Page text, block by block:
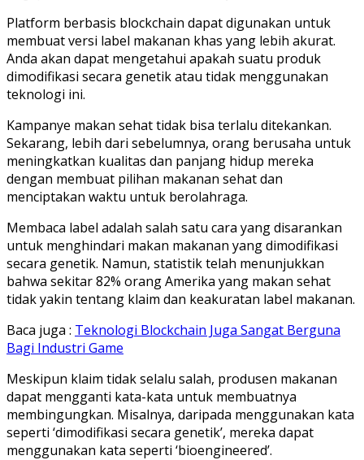
Platform berbasis blockchain dapat digunakan untuk
membuat versi label makanan khas yang lebih akurat.
Anda akan dapat mengetahui apakah suatu produk
dimodifikasi secara genetik atau tidak menggunakan
teknologi ini.
Kampanye makan sehat tidak bisa terlalu ditekankan.
Sekarang, lebih dari sebelumnya, orang berusaha untuk
meningkatkan kualitas dan panjang hidup mereka
dengan membuat pilihan makanan sehat dan
menciptakan waktu untuk berolahraga.
Membaca label adalah salah satu cara yang disarankan
untuk menghindari makan makanan yang dimodifikasi
secara genetik. Namun, statistik telah menunjukkan
bahwa sekitar 82% orang Amerika yang makan sehat
tidak yakin tentang klaim dan keakuratan label makanan.
Baca juga : Teknologi Blockchain Juga Sangat Berguna
Bagi Industri Game
Meskipun klaim tidak selalu salah, produsen makanan
dapat mengganti kata-kata untuk membuatnya
membingungkan. Misalnya, daripada menggunakan kata
seperti ‘dimodifikasi secara genetik’, mereka dapat
menggunakan kata seperti ‘bioengineered’.